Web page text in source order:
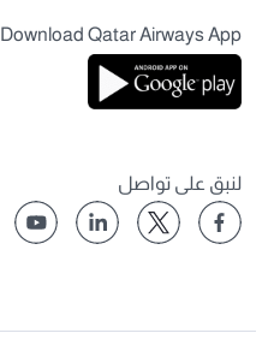
Download Qatar Airways App
لنبق على تواصل